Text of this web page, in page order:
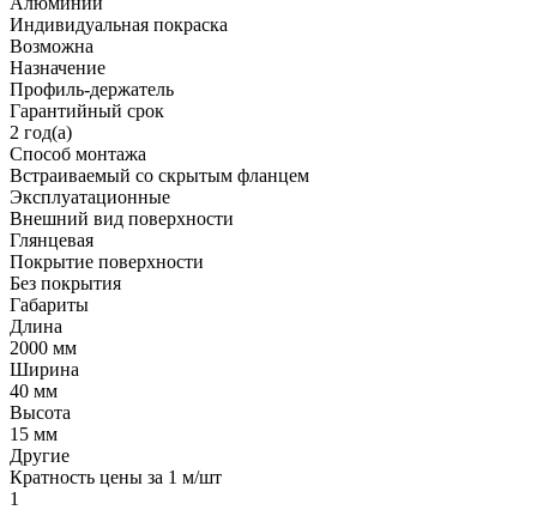
Индивидуальная покраска
Возможна
Назначение
Профиль-держатель
Гарантийный срок
2 год(а)
Способ монтажа
Встраиваемый со скрытым фланцем
Эксплуатационные
Внешний вид поверхности
Глянцевая
Покрытие поверхности
Без покрытия
Габариты
Длина
2000 мм
Ширина
40 мм
Высота
15 мм
Другие
Кратность цены за 1 м/шт
1